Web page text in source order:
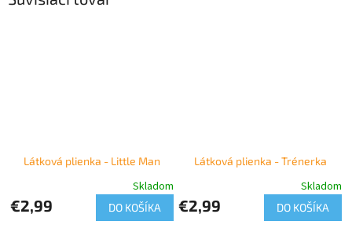
Látková plienka - Little Man
Skladom
€2,99 DO KOŠÍKA
Látková plienka - Trénerka
Skladom
€2,99 DO KOŠÍKA